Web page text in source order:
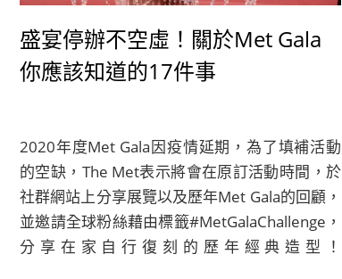
盛宴停辦不空虛！關於Met Gala
你應該知道的17件事
2020年度Met Gala因疫情延期，為了填補活動
的空缺，The Met表示將會在原訂活動時間，於
社群網站上分享展覽以及歷年Met Gala的回顧，
並邀請全球粉絲藉由標籤#MetGalaChallenge，
分享在家自行復刻的歷年經典造型！